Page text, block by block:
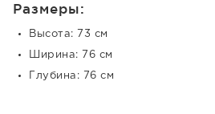
Размеры:
Высота: 73 см
Ширина: 76 см
Глубина: 76 см